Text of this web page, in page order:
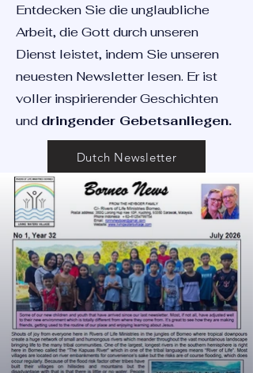
Entdecken Sie die unglaubliche
Arbeit, die Gott durch unseren
Dienst leistet, indem Sie unseren
neuesten Newsletter lesen. Er ist
voller inspirierender Geschichten
und dringender Gebetsanliegen.
Dutch Newsletter